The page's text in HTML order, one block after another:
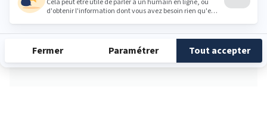
Vendredi 09:00 - 12:00 14:00 - 19:00
Samedi 09:00 - 12:00 14:00 - 19:00
Dimanche